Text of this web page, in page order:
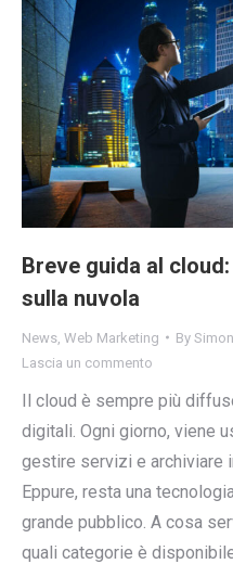
Breve guida al
sulla nuvola
News Web Marketing By
Lascia un commento
Il cloud è sempre più
digitali. Ogni giorno, viene
gestire servizi e archiviare
Eppure, resta una
grande pubblico. A cosa
quali categorie è